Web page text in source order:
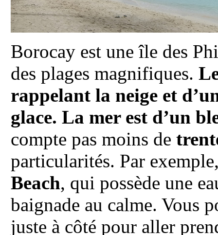
Borocay est une île des
des plages magnifiques.
rappelant la neige et
glace. La mer est d’un
compte pas moins de
particularités. Par
Beach, qui possède une
baignade au calme. Vous
juste à côté pour aller